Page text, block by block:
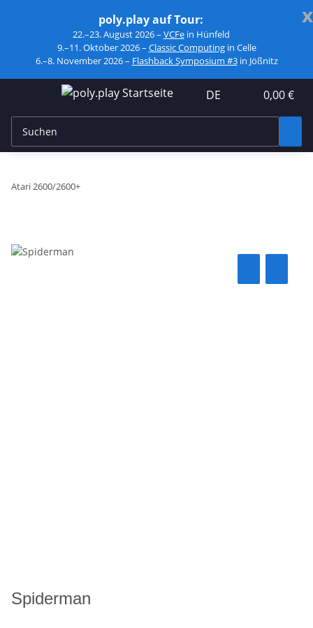
x
poly.play auf Tour:
22.–23. August 2026 – VCFein Hünfeld
9.–11. Oktober 2026 – Classic Computingin Celle
6.–8. November 2026 – Flashback Symposium #3in Jößnitz
DE 0,00 €
Atari 2600/2600+
Spiderman